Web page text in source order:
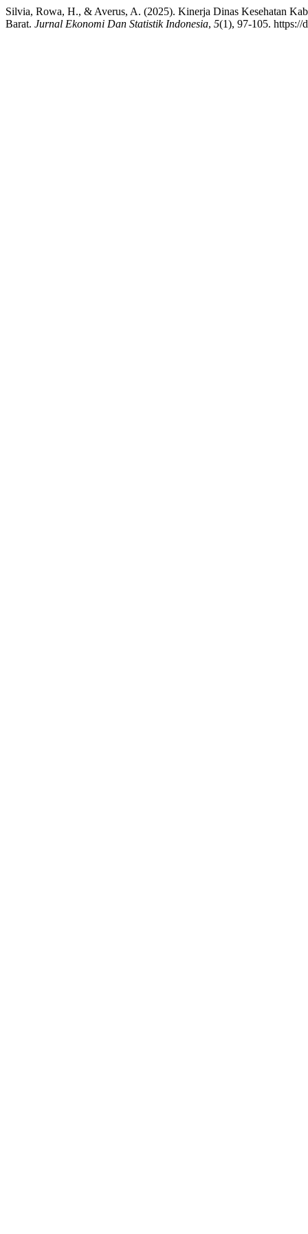
Silvia, Rowa, H., & Averus, A. (2025). Kinerja Dinas Kesehatan
Barat. Jurnal Ekonomi Dan Statistik Indonesia, 5(1), 97-105. https://